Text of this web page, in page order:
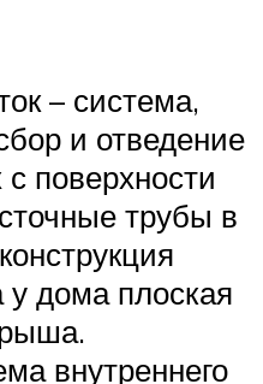
– система,
и отведение
поверхности
трубы в
у дома плоская
внутреннего